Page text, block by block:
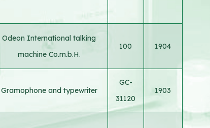
Odeon International talking
machine Co.m.b.H.
100 1904
Gramophone and typewriter
GC-
31120
1903